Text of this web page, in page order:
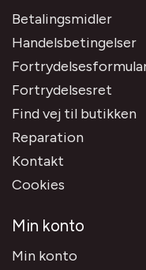
Betalingsmidler
Handelsbetingelser
Fortrydelsesret
Find vej til butikken
Reparation
Kontakt
Cookies
Min konto
Min konto